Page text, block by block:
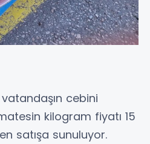
cebini
kilogram fiyatı 15
satışa sunuluyor.